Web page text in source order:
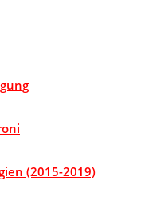
(2015-2019)